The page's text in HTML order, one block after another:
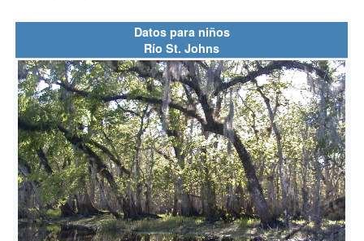
Datos para niños
Río St. Johns